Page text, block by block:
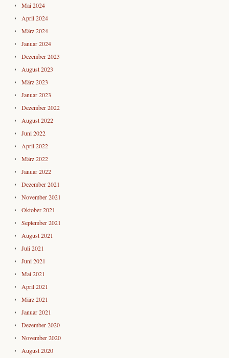
Mai 2024
April 2024
März 2024
Januar 2024
Dezember 2023
August 2023
März 2023
Januar 2023
Dezember 2022
August 2022
Juni 2022
April 2022
März 2022
Januar 2022
Dezember 2021
November 2021
Oktober 2021
September 2021
August 2021
Juli 2021
Juni 2021
Mai 2021
April 2021
März 2021
Januar 2021
Dezember 2020
November 2020
August 2020